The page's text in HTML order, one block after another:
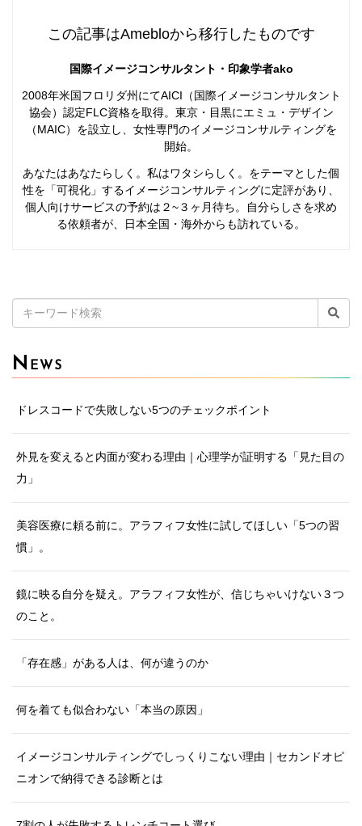
この記事はAmebloから移行したものです
国際イメージコンサルタント・印象学者ako
2008年米国フロリダ州にてAICI（国際イメージコンサルタント
協会）認定FLC資格を取得。東京・目黒にエミュ・デザイン
（MAIC）を設立し、女性専門のイメージコンサルティングを
開始。
あなたはあなたらしく。私はワタシらしく。をテーマとした個
性を「可視化」するイメージコンサルティングに定評があり、
個人向けサービスの予約は２~３ヶ月待ち。自分らしさを求め
る依頼者が、日本全国・海外からも訪れている。
索:
N EWS
ドレスコードで失敗しない5つのチェックポイント
外見を変えると内面が変わる理由｜心理学が証明する「見た目の
力」
美容医療に頼る前に。アラフィフ女性に試してほしい「5つの習
慣」。
鏡に映る自分を疑え。アラフィフ女性が、信じちゃいけない３つ
のこと。
「存在感」がある人は、何が違うのか
何を着ても似合わない「本当の原因」
イメージコンサルティングでしっくりこない理由｜セカンドオピ
ニオンで納得できる診断とは